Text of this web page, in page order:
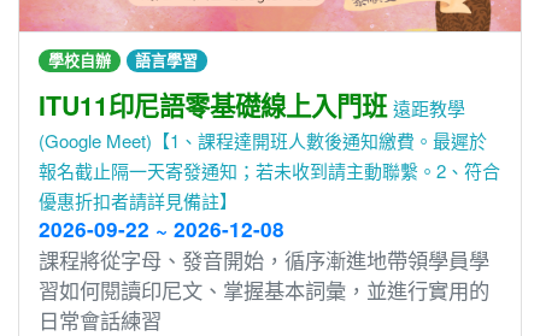
學校自辦 語言學習
ITU11印尼語零基礎線上入門班 遠距教學
(Google Meet)【1、課程達開班人數後通知繳費。最遲於
報名截止隔一天寄發通知；若未收到請主動聯繫。2、符合
優惠折扣者請詳見備註】
2026-09-22 ~ 2026-12-08
課程將從字⺟、發⾳開始，循序漸進地帶領學員學
習如何閱讀印尼文、掌握基本詞彙，並進⾏實⽤的
⽇常會話練習